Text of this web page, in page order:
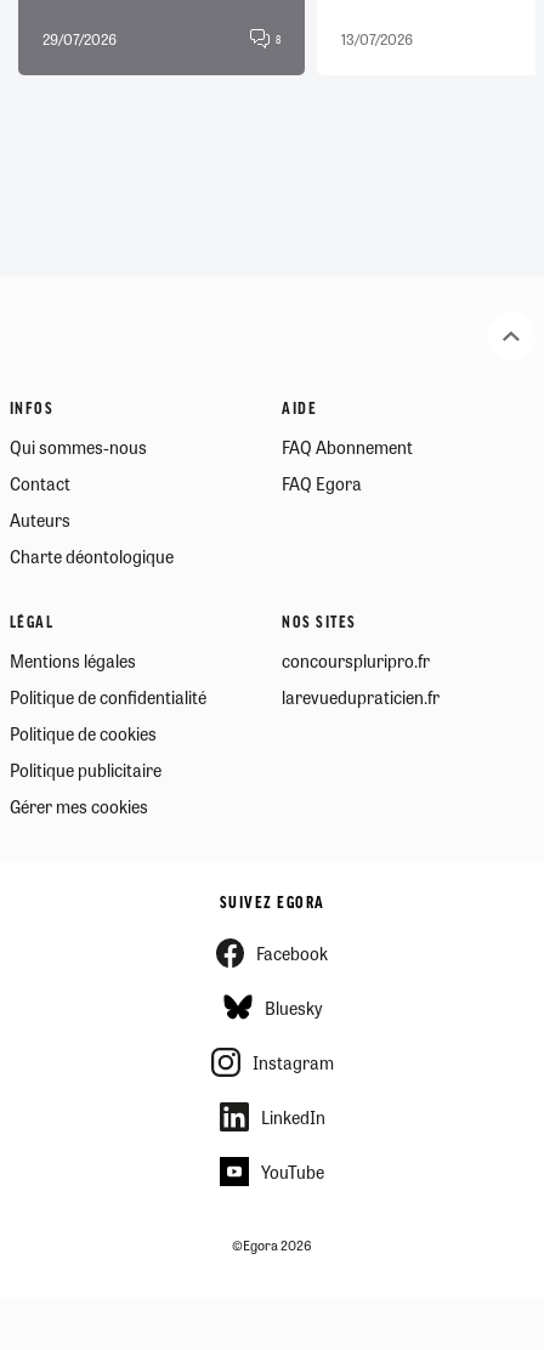
29/07/2026 8 13/07/2026
INFOS
Qui sommes-nous
Contact
Auteurs
Charte déontologique
AIDE
FAQ Abonnement
FAQ Egora
LÉGAL
Mentions légales
Politique de confidentialité
Politique de cookies
Politique publicitaire
Gérer mes cookies
NOS SITES
concourspluripro.fr
larevuedupraticien.fr
SUIVEZ EGORA
Facebook
Bluesky
Instagram
LinkedIn
YouTube
©Egora 2026